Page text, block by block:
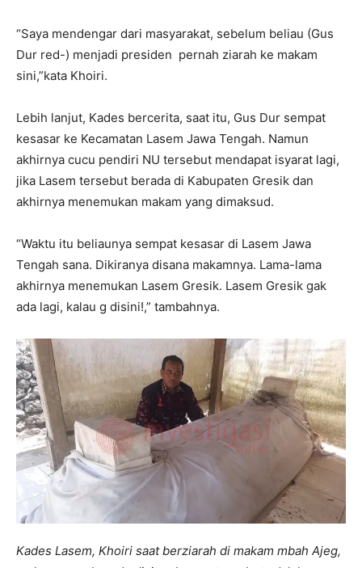
“Saya mendengar dari masyarakat, sebelum beliau (Gus
Dur red-) menjadi presiden pernah ziarah ke makam
sini,”kata Khoiri.
Lebih lanjut, Kades bercerita, saat itu, Gus Dur sempat
kesasar ke Kecamatan Lasem Jawa Tengah. Namun
akhirnya cucu pendiri NU tersebut mendapat isyarat lagi,
jika Lasem tersebut berada di Kabupaten Gresik dan
akhirnya menemukan makam yang dimaksud.
“Waktu itu beliaunya sempat kesasar di Lasem Jawa
Tengah sana. Dikiranya disana makamnya. Lama-lama
akhirnya menemukan Lasem Gresik. Lasem Gresik gak
ada lagi, kalau g disini!,” tambahnya.
Kades Lasem, Khoiri saat berziarah di makam mbah Ajeg,